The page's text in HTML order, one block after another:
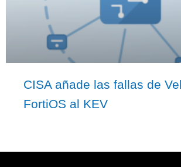
CISA añade las fallas de
FortiOS al KEV